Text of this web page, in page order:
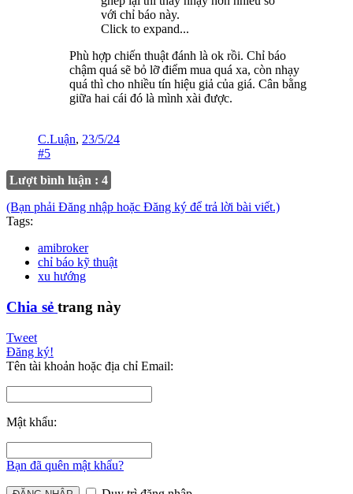
với chỉ báo này.
Click to expand...
Phù hợp chiến thuật đánh là ok rồi. Chỉ báo
chậm quá sẽ bỏ lỡ điểm mua quá xa, còn nhạy
quá thì cho nhiều tín hiệu giả của giá. Cân bằng
giữa hai cái đó là mình xài được.
C.Luận, 23/5/24
#5
Lượt bình luận : 4
(Bạn phải Đăng nhập hoặc Đăng ký để trả lời bài viết.)
Tags:
amibroker
chỉ báo kỹ thuật
xu hướng
Chia sẻ trang này
Tweet
Đăng ký!
Tên tài khoản hoặc địa chỉ Email:
Mật khẩu:
Bạn đã quên mật khẩu?